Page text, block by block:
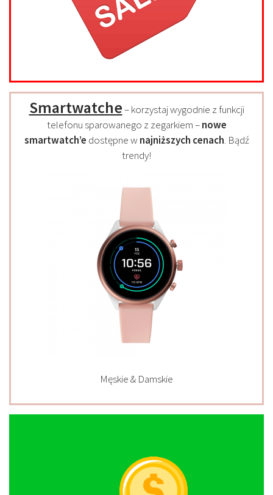
Smartwatche– korzystaj wygodnie z funkcji
telefonu sparowanego z zegarkiem –nowe
smartwatch’e dostępne w najniższych cenach. Bądź
trendy!
Męskie & Damskie